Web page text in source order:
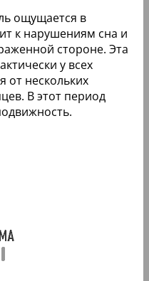
ощущается в
к нарушениям сна и
стороне. Эта
у всех
от нескольких
В этот период